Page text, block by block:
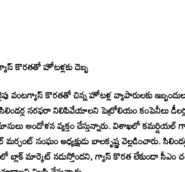
కొరతతో హోటళ్లకు దెబ్బ
వంటగ్యాస్ కొరతతో చిన్న హోటళ్ల వ్యాపారులకు
సరఫరా నిలిపివేయాలని పెట్రోలియం కంపెనీలు
ఆందోళన వ్యక్తం చేస్తున్నారు. విశాఖలో కమర్షియల్‌
సంఘం అధ్యక్షుడు బాలకృష్ణ వెల్లడించారు.
బ్లాక్‌ మార్కెట్‌ నడుస్తోందని, గ్యాస్‌ కొరత లేకుండా సీఎం